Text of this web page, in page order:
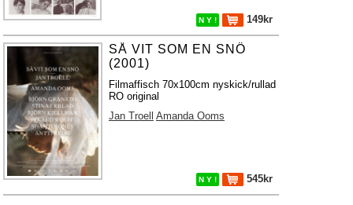
N Y ! 149kr
SÅ VIT SOM EN SNÖ
(2001)
Filmaffisch 70x100cm nyskick/rullad
RO original
Jan Troell Amanda Ooms
N Y ! 545kr